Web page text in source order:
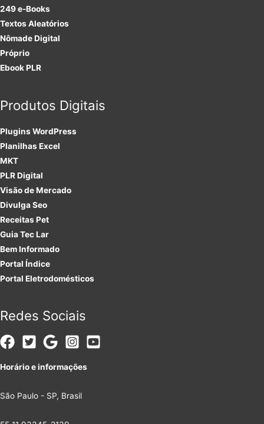
249 e-Books
Textos Aleatórios
Nômade Digital
Próprio
Ebook PLR
Produtos Digitais
PluginsWordPress
Planilhas Excel
MKT
PLRDigital
Visão de Mercado
Divulga Seo
Receitas Pet
Guia Tec Lar
Bem Informado
Portal Índice
Portal Eletrodomésticos
Redes Sociais
Horário e informações
São Paulo - SP, Brasil